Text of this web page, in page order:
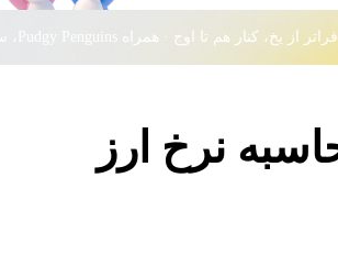
فراتر از یخ، کنار هم تا اوج · همراه Pudgy Penguins، سهمی از